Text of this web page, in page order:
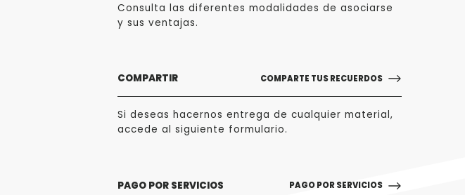
Consulta las diferentes modalidades de asociarse
y sus ventajas.
COMPARTIR COMPARTE TUS RECUERDOS
Si deseas hacernos entrega de cualquier material,
accede al siguiente formulario.
PAGO POR SERVICIOS PAGO POR SERVICIOS